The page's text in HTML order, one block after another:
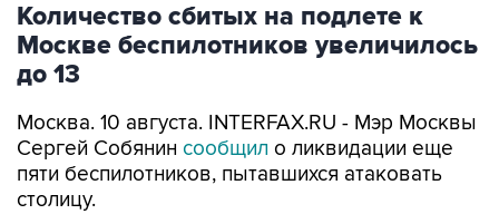
Количество сбитых на подлете к
Москве беспилотников увеличилось
до 13
Москва. 10 августа. INTERFAX.RU - Мэр Москвы
Сергей Собянин сообщил о ликвидации еще
пяти беспилотников, пытавшихся атаковать
столицу.